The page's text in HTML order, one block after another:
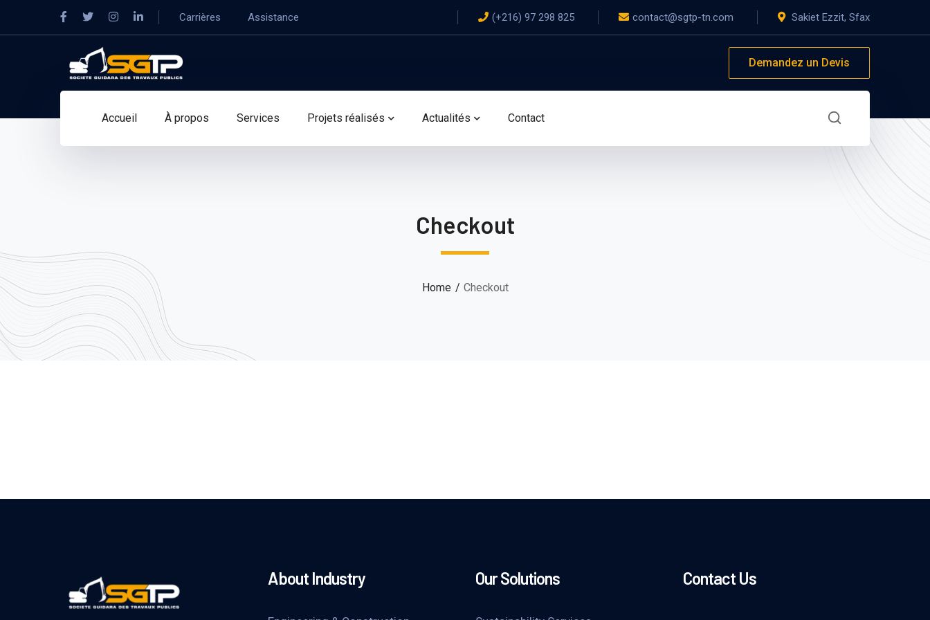
Facebook
Profile
Twitter
Profile
InstagramLinkedInCarrières Assistance (+216) 97 298 825 contact@sgtp-tn.com Sakiet Ezzit, Sfax
Demandez un Devis
Accueil À propos Services Projets réalisés Actualités Contact
Checkout
Home Checkout
About Industry Our Solutions Contact Us